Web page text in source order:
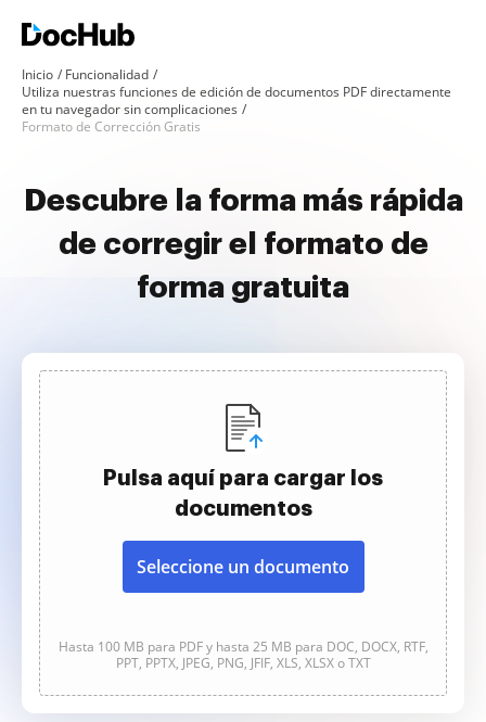
Inicio
Funcionalidad
Utiliza nuestras funciones de edición de documentos PDF directamente
en tu navegador sin complicaciones
Formato de Corrección Gratis
Descubre la forma más rápida
de corregir el formato de
forma gratuita
Pulsa aquí para cargar los
documentos
Seleccione un documento
Hasta 100 MB para PDF y hasta 25 MB para DOC, DOCX, RTF,
PPT, PPTX, JPEG, PNG, JFIF, XLS, XLSX o TXT